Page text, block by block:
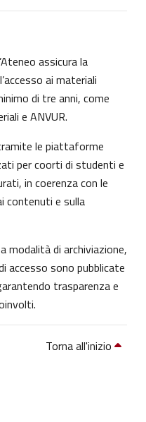
assicura la
ai materiali
di tre anni, come
e ANVUR.
le piattaforme
per coorti di studenti e
in coerenza con le
contenuti e sulla
modalità di archiviazione,
accesso sono pubblicate
trasparenza e
Torna all'inizio